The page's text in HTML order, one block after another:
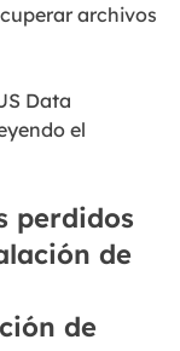
archivos
Data
el
perdidos
de
de